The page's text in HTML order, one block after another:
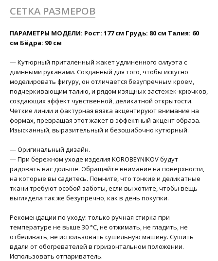
СЕТКА РАЗМЕРОВ
ПАРАМЕТРЫ МОДЕЛИ: Рост: 177 см Грудь: 80 см Талия: 60
см Бёдра: 90 см
— Кутюрный приталенный жакет удлиненного силуэта с
длинными рукавами. Созданный для того, чтобы искусно
моделировать фигуру, он отличается безупречным кроем,
подчеркивающим талию, и рядом изящных застежек-крючков,
создающих эффект чувственной, деликатной открытости.
Четкие линии и фактурная вязка акцентируют внимание на
формах, превращая этот жакет в эффектный акцент образа.
Изысканный, выразительный и безошибочно кутюрный.
— Оригинальный дизайн.
— При бережном уходе изделия KOROBEYNIKOV будут
радовать вас дольше. Обращайте внимание на поверхности,
на которые вы садитесь. Помните, что тонкие и деликатные
ткани требуют особой заботы, если вы хотите, чтобы вещь
выглядела так же безупречно, как в день покупки.
Рекомендации по уходу: только ручная стирка при
температуре не выше 30 °C, не отжимать, не гладить, не
отбеливать, не использовать сушильную машину. Сушить
вдали от обогревателей в горизонтальном положении.
Использовать отпариватель.